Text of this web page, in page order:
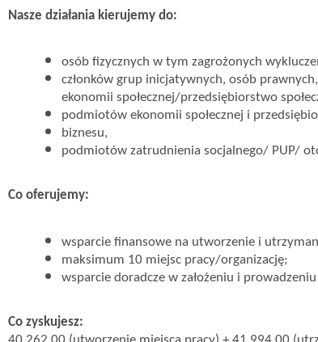
Nasze działania kierujemy do:
osób fizycznych w tym zagrożonych
członków grup inicjatywnych, osób
ekonomii społecznej/przedsiębiorstwo
podmiotów ekonomii społecznej i
biznesu,
podmiotów zatrudnienia socjalnego/ PUP/
Co oferujemy:
wsparcie finansowe na utworzenie i
maksimum 10 miejsc pracy/organizację;
wsparcie doradcze w założeniu i prowadzeniu
Co zyskujesz: